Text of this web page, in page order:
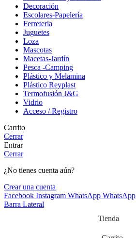
Decoración
Escolares-Papelería
Ferreteria
Juguetes
Loza
Mascotas
Macetas-Jardín
Pesca -Camping
Plástico y Melamina
Plástico Reyplast
Termofusión J&G
Vidrio
Acceso / Registro
Carrito
Cerrar
Entrar
Cerrar
¿No tienes cuenta aún?
Crear una cuenta
Facebook Instagram WhatsApp WhatsApp
Barra Lateral
Tienda